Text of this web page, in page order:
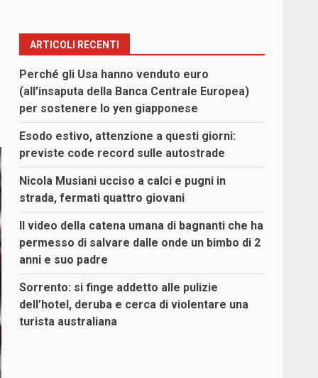
ARTICOLI RECENTI
Perché gli Usa hanno venduto euro
(all’insaputa della Banca Centrale Europea)
per sostenere lo yen giapponese
Esodo estivo, attenzione a questi giorni:
previste code record sulle autostrade
Nicola Musiani ucciso a calci e pugni in
strada, fermati quattro giovani
Il video della catena umana di bagnanti che ha
permesso di salvare dalle onde un bimbo di 2
anni e suo padre
Sorrento: si finge addetto alle pulizie
dell’hotel, deruba e cerca di violentare una
turista australiana